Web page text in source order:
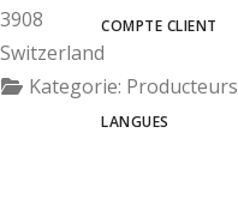
COMPTE CLIENT
LANGUES
3908
Switzerland
Kategorie: Producteurs